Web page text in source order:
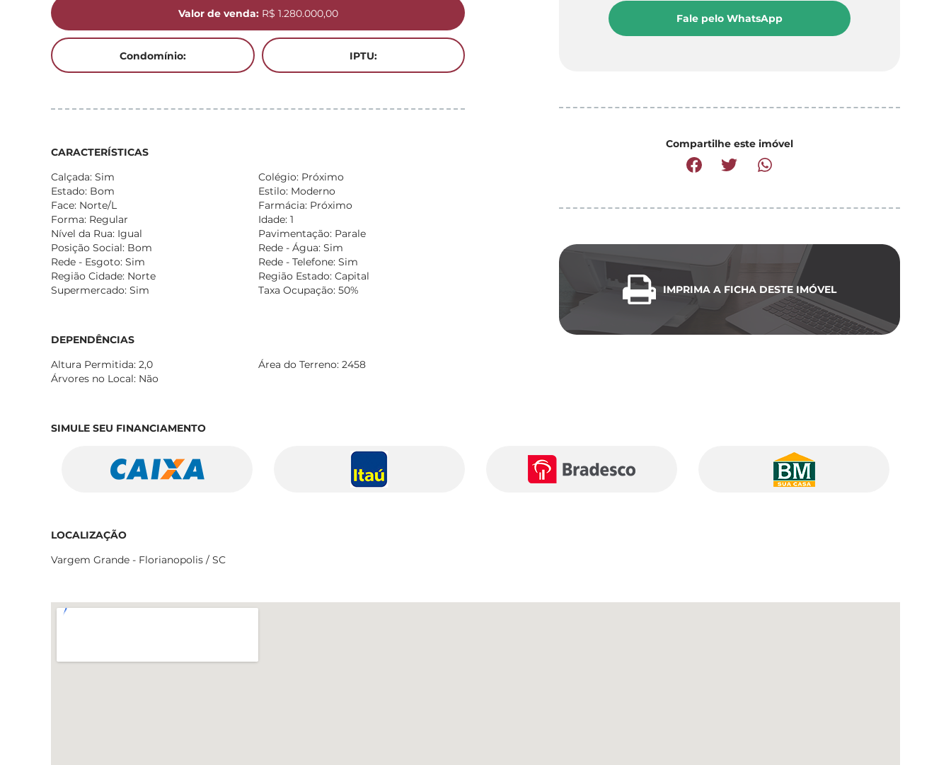
Valor de venda:R$ 1.280.000,00
Condomínio: IPTU:
CARACTERÍSTICAS
Calçada: Sim
Colégio: Próximo
Estado: Bom
Estilo: Moderno
Face: Norte/L
Farmácia: Próximo
Forma: Regular
Idade: 1
Nível da Rua: Igual
Pavimentação: Parale
Posição Social: Bom
Rede - Água: Sim
Rede - Esgoto: Sim
Rede - Telefone: Sim
Região Cidade: Norte
Região Estado: Capital
Supermercado: Sim
Taxa Ocupação: 50%
DEPENDÊNCIAS
Altura Permitida: 2,0
Área do Terreno: 2458
Árvores no Local: Não
Fale pelo WhatsApp
Compartilhe este imóvel
IMPRIMA A FICHA DESTE IMÓVEL
SIMULE SEU FINANCIAMENTO
LOCALIZAÇÃO
Vargem Grande - Florianopolis / SC